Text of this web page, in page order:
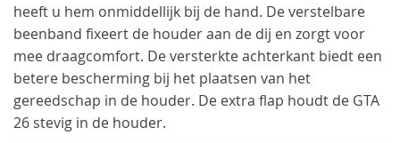
heeft u hem onmiddellijk bij de hand. De verstelbare
beenband fixeert de houder aan de dij en zorgt voor
mee draagcomfort. De versterkte achterkant biedt een
betere bescherming bij het plaatsen van het
gereedschap in de houder. De extra flap houdt de GTA
26 stevig in de houder.